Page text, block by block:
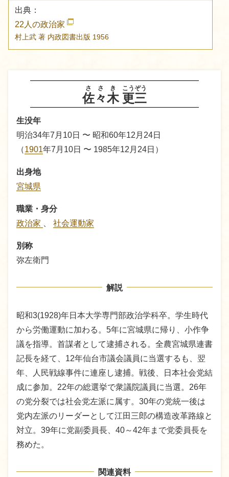
佐々木
ささき
更三
こうぞう
生没年
明治34年7月10日 〜 昭和60年12月24日
（1901年7月10日 〜 1985年12月24日）
出身地
宮城県
職業・身分
政治家
社会運動家
別称
弥左衛門
解説
昭和3(1928)年日本大学専門部政治学科卒。学生時代
から労働運動に加わる。5年に宮城県に帰り、小作争
議を指導。首謀者として逮捕される。全農宮城県連書
記長を経て、12年仙台市議会議員に当選するも、翌
年、人民戦線事件に連座し逮捕。戦後、日本社会党結
成に参加。22年の総選挙で衆議院議員に当選。26年
の党分裂では社会党左派に属す。30年の党統一後は
党内左派のリーダーとして江田三郎の構造改革路線と
対立。39年に党副委員長、40～42年まで党委員長を
務めた。
関連資料
出典：
22人の政治家
村上武 著 内政図書出版 1956